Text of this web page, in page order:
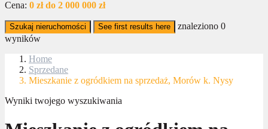
Cena: 0 zł do 2 000 000 zł
Szukaj nieruchomości See first results here znaleziono 0
wyników
Home
Sprzedane
Mieszkanie z ogródkiem na sprzedaż, Morów k. Nysy
Wyniki twojego wyszukiwania